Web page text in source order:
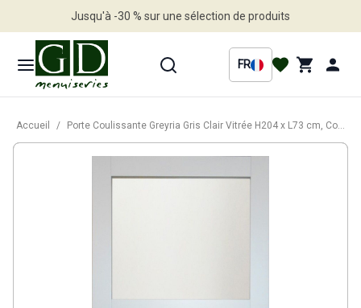
Jusqu'à -30 % sur une sélection de produits
FR
Accueil / Porte Coulissante Greyria Gris Clair Vitrée H204 x L73 cm, Coquilles